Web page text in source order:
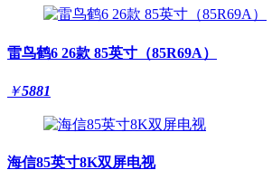
雷鸟鹤6 26款 85英寸（85R69A）
￥5881
海信85英寸8K双屏电视